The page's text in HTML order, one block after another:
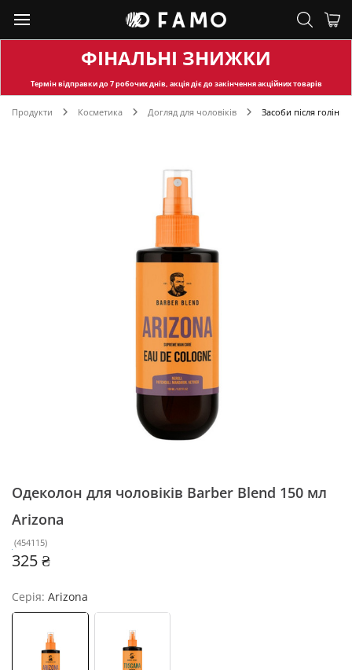
ФІНАЛЬНІ ЗНИЖКИ
Термін відправкидо 7 робочих днів, акція діє до закінчення акційних товарів
Продукти Косметика Догляд для чоловіків Засоби після гоління
Одеколон для чоловіків Barber Blend 150 мл
Arizona
(454115)
325 ₴
Серія: Arizona